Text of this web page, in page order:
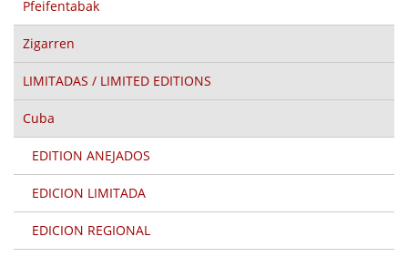
Pfeifentabak
Zigarren
LIMITADAS / LIMITED EDITIONS
Cuba
EDITION ANEJADOS
EDICION LIMITADA
EDICION REGIONAL